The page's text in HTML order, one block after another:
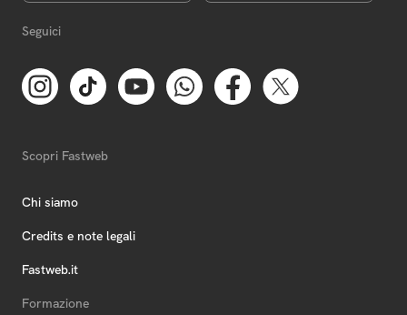
Seguici
Scopri Fastweb
Chi siamo
Credits e note legali
Fastweb.it
Formazione